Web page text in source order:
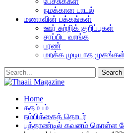
நமக்கான பாடல்
மணாவின் பக்கங்கள்
ஊர் சுற்றிக் குறிப்புகள்
சாப்பிட வாங்க
பரண்
மறக்க முடியாத
Home
கதம்பம்
நம்பிக்கைத் தொடர்
புத்தாண்டில் கவனம் கொள்ள